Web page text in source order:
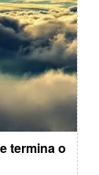
termina o